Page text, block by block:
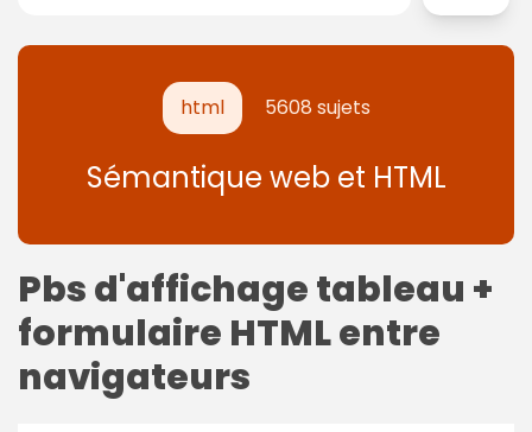
html 5608 sujets
Sémantique web et HTML
Pbs d'affichage tableau +
formulaire HTML entre
navigateurs